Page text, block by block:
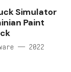
Simulator
Paint
— 2022